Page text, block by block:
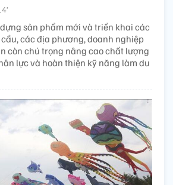
sản phẩm mới và triển khai các
các địa phương, doanh nghiệp
còn chú trọng nâng cao chất lượng
lực và hoàn thiện kỹ năng làm du